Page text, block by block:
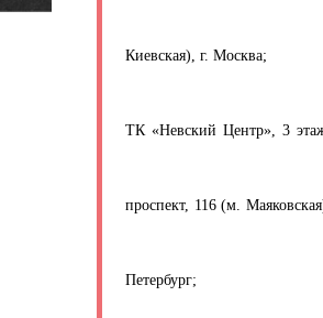
Киевская), г. Москва;
ТК «Невский Центр», 3
проспект, 116 (м.
Петербург;